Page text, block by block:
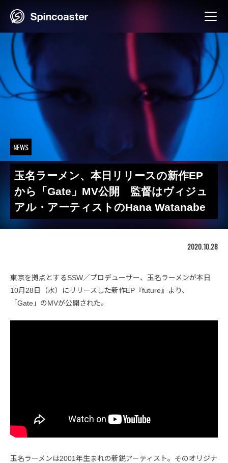
NEWS
玉名ラーメン、本日リリースの新作EP
から「Gate」MV公開 監督はヴィジュ
アル・アーティストのHana Watanabe
2020.10.28
東京を拠点とするSSW／プロデューサー、玉名ラーメンが本日
10月28日（水）にリリースした新作EP『future』より、
「Gate」のMVが公開された。
玉名ラーメンは2001年生まれの新鋭アーティスト。そのオリジナ